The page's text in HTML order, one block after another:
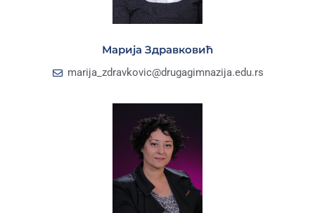
Марија Здравковић
marija_zdravkovic@drugagimnazija.edu.rs